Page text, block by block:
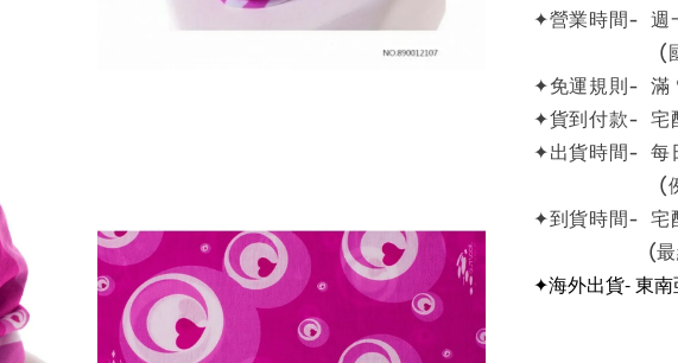
✦營業時間- 週
(國定
✦免運規則- 滿
✦貨到付款- 宅
✦出貨時間- 每
(例假日
✦到貨時間- 宅
(最終依物
✦海外出貨- 東